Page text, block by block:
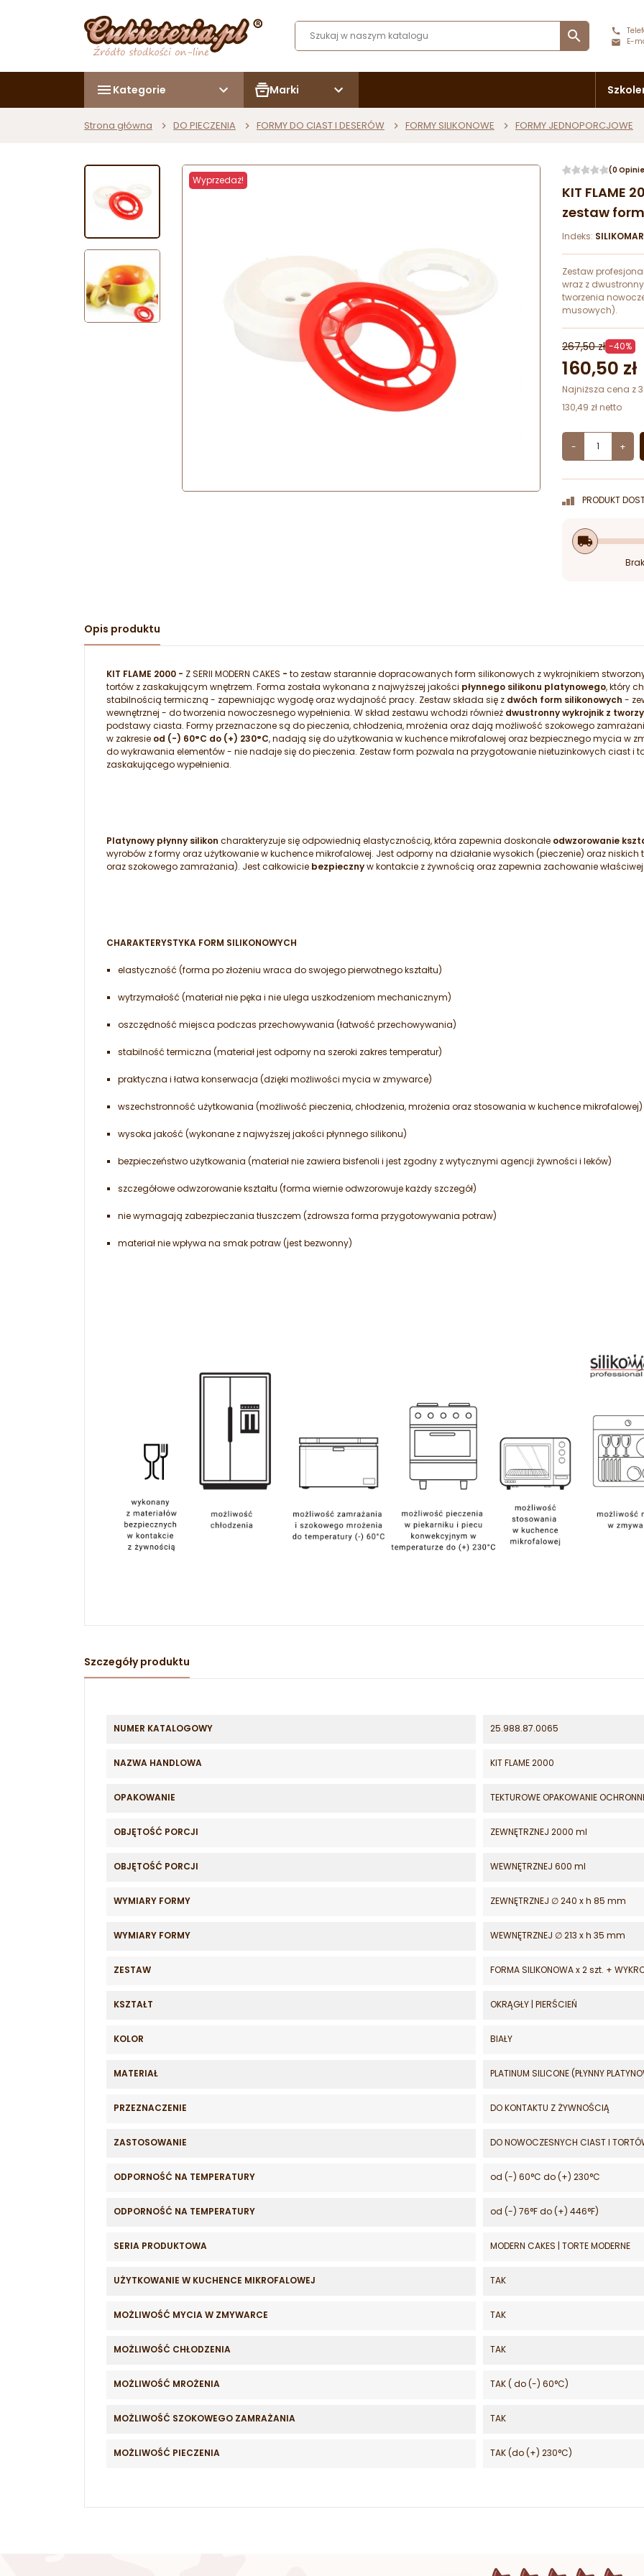

E-
Kategorie Marki
Strona główna DO PIECZENIA FORMY DO CIAST I DESERÓW FORMY SILIKONOWE FORMY JEDNOPORCJOWE
Wyprzedaż!
(0
KIT FLAME
zestaw
Indeks:
Zestaw
wraz z
tworzenia
musowych).
267,50 zł -40%
160,50 zł
Najniższa cena z
130,49 zł netto
- +
PRODUKT
local_shipping
Opis produktu
KIT FLAME 2000 - Z SERII MODERN CAKES - to zestaw starannie dopracowanych form silikonowych z wykrojnikiem
tortów z zaskakującym wnętrzem. Forma została wykonana z najwyższej jakości płynnego silikonu platynowego, który
stabilnością termiczną - zapewniając wygodę oraz wydajność pracy. Zestaw składa się z dwóch form silikonowych -
wewnętrznej - do tworzenia nowoczesnego wypełnienia. W skład zestawu wchodzi również dwustronny wykrojnik z
podstawy ciasta. Formy przeznaczone są do pieczenia, chłodzenia, mrożenia oraz dają możliwość szokowego
w zakresie od (-) 60°C do (+) 230°C, nadają się do użytkowania w kuchence mikrofalowej oraz bezpiecznego mycia w
do wykrawania elementów - nie nadaje się do pieczenia. Zestaw form pozwala na przygotowanie nietuzinkowych ciast i
zaskakującego wypełnienia.
Platynowy płynny silikon charakteryzuje się odpowiednią elastycznością, która zapewnia doskonałe odwzorowanie
wyrobów z formy oraz użytkowanie w kuchence mikrofalowej. Jest odporny na działanie wysokich (pieczenie) oraz
oraz szokowego zamrażania). Jest całkowicie bezpiecznyw kontakcie z żywnością oraz zapewnia zachowanie
CHARAKTERYSTYKA FORM SILIKONOWYCH
elastyczność (forma po złożeniu wraca do swojego pierwotnego kształtu)
wytrzymałość (materiał nie pęka i nie ulega uszkodzeniom mechanicznym)
oszczędność miejsca podczas przechowywania (łatwość przechowywania)
stabilność termiczna (materiał jest odporny na szeroki zakres temperatur)
praktyczna i łatwa konserwacja (dzięki możliwości mycia w zmywarce)
wszechstronność użytkowania (możliwość pieczenia, chłodzenia, mrożenia oraz stosowania w kuchence mikrofalowej)
wysoka jakość (wykonane z najwyższej jakości płynnego silikonu)
bezpieczeństwo użytkowania (materiał nie zawiera bisfenoli i jest zgodny z wytycznymi agencji żywności i leków)
szczegółowe odwzorowanie kształtu (forma wiernie odwzorowuje każdy szczegół)
nie wymagają zabezpieczania tłuszczem (zdrowsza forma przygotowywania potraw)
materiał nie wpływa na smak potraw (jest bezwonny)
Szczegóły produktu
NUMER KATALOGOWY 25.988.87.0065
NAZWA HANDLOWA KIT FLAME 2000
OPAKOWANIE TEKTUROWE OPAKOWANIE
OBJĘTOŚĆ PORCJI ZEWNĘTRZNEJ 2000 ml
OBJĘTOŚĆ PORCJI WEWNĘTRZNEJ 600 ml
WYMIARY FORMY ZEWNĘTRZNEJ ∅ 240 x h 85 mm
WYMIARY FORMY WEWNĘTRZNEJ ∅ 213 x h 35 mm
ZESTAW FORMA SILIKONOWA x 2 szt. +
KSZTAŁT OKRĄGŁY | PIERŚCIEŃ
KOLOR BIAŁY
MATERIAŁ PLATINUM SILICONE (PŁYNNY
PRZEZNACZENIE DO KONTAKTU Z ŻYWNOŚCIĄ
ZASTOSOWANIE DO NOWOCZESNYCH CIAST I
ODPORNOŚĆ NA TEMPERATURY od (-) 60°C do (+) 230°C
ODPORNOŚĆ NA TEMPERATURY od (-) 76°F do (+) 446°F)
SERIA PRODUKTOWA MODERN CAKES | TORTE MODERNE
UŻYTKOWANIE W KUCHENCE MIKROFALOWEJ TAK
MOŻLIWOŚĆ MYCIA W ZMYWARCE TAK
MOŻLIWOŚĆ CHŁODZENIA TAK
MOŻLIWOŚĆ MROŻENIA TAK ( do (-) 60°C)
MOŻLIWOŚĆ SZOKOWEGO ZAMRAŻANIA TAK
MOŻLIWOŚĆ PIECZENIA TAK (do (+) 230°C)